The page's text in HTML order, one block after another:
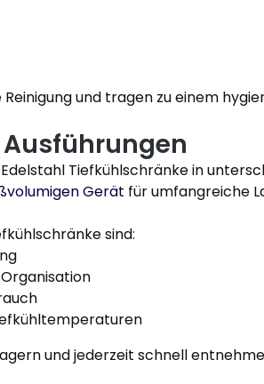
und tragen zu einem
Tiefkühlschränke in
Gerät für umfangreiche
sind:
und jederzeit schnell